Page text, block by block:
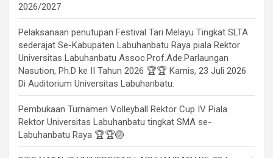
2026/2027
Pelaksanaan penutupan Festival Tari Melayu Tingkat SLTA
sederajat Se-Kabupaten Labuhanbatu Raya piala Rektor
Universitas Labuhanbatu Assoc.Prof.Ade.Parlaungan
Nasution, Ph.D ke II Tahun 2026 🏆🏆 Kamis, 23 Juli 2026
Di Auditorium Universitas Labuhanbatu.
Pembukaan Turnamen Volleyball Rektor Cup IV Piala
Rektor Universitas Labuhanbatu tingkat SMA se-
Labuhanbatu Raya 🏆🏆🏐